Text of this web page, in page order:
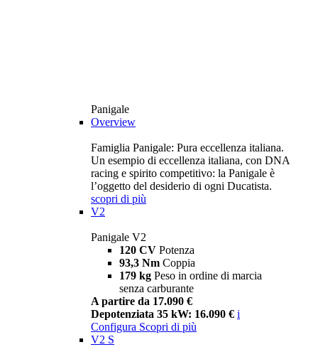
Panigale
Overview
Famiglia Panigale: Pura eccellenza italiana.
Un esempio di eccellenza italiana, con DNA
racing e spirito competitivo: la Panigale è
l’oggetto del desiderio di ogni Ducatista.
scopri di più
V2
Panigale V2
120 CV Potenza
93,3 Nm Coppia
179 kg Peso in ordine di marcia
senza carburante
A partire da 17.090 €
Depotenziata 35 kW: 16.090 € i
Configura Scopri di più
V2 S